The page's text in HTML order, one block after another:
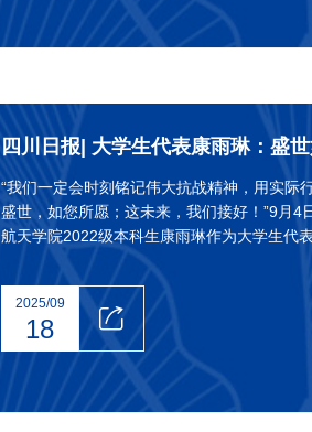
“我们一定会时刻铭记伟大抗战精神，用实际
盛世，如您所愿；这未来，我们接好！”9月4
航天学院2022级本科生康雨琳作为大学生代
近平总书记在纪念中国人民抗日战争暨世界
大会上重要讲话精神座谈会上发言，分享了
以及他们挺膺担当民族复兴重任的信心与决心
2025/09
18